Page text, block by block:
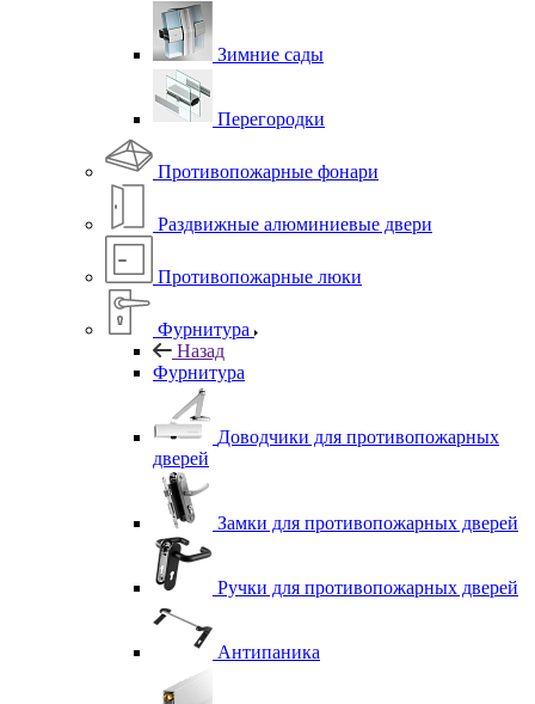
Зимние сады
Перегородки
Противопожарные фонари
Раздвижные алюминиевые двери
Противопожарные люки
Фурнитура
Назад
Фурнитура
Доводчики для противопожарных
дверей
Замки для противопожарных дверей
Ручки для противопожарных дверей
Антипаника